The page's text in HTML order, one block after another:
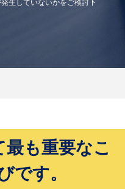
生していないかをご検討下
も重要なこ
です。